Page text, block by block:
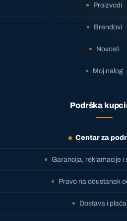
Proizvodi
Brendovi
Novosti
Moj nalog
Podrška
Centar za
Garancija, reklamacije i
Pravo na odustanak
Dostava i